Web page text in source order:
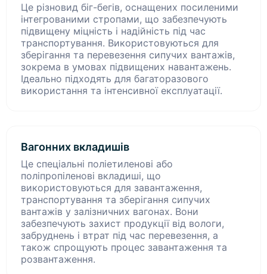
Це різновид біг-бегів, оснащених посиленими
інтегрованими стропами, що забезпечують
підвищену міцність і надійність під час
транспортування. Використовуються для
зберігання та перевезення сипучих вантажів,
зокрема в умовах підвищених навантажень.
Ідеально підходять для багаторазового
використання та інтенсивної експлуатації.
Вагонних вкладишів
Це спеціальні поліетиленові або
поліпропіленові вкладиші, що
використовуються для завантаження,
транспортування та зберігання сипучих
вантажів у залізничних вагонах. Вони
забезпечують захист продукції від вологи,
забруднень і втрат під час перевезення, а
також спрощують процес завантаження та
розвантаження.